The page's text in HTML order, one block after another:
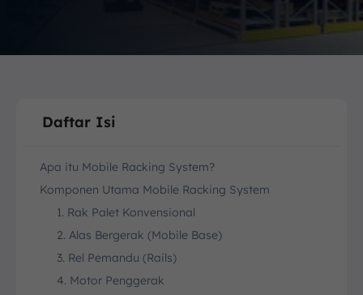
Daftar Isi
Apa itu Mobile Racking System?
Komponen Utama Mobile Racking System
1. Rak Palet Konvensional
2. Alas Bergerak (Mobile Base)
3. Rel Pemandu (Rails)
4. Motor Penggerak